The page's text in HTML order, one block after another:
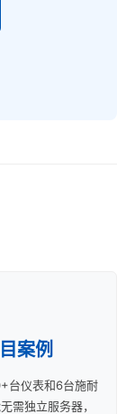
案例
台仪表和6台施耐
需独立服务器，